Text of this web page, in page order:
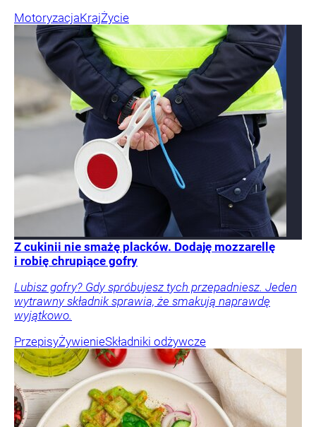
MotoryzacjaKrajŻycie
Z cukinii nie smażę placków. Dodaję mozzarellę
i robię chrupiące gofry
Lubisz gofry? Gdy spróbujesz tych przepadniesz. Jeden
wytrawny składnik sprawia, że smakują naprawdę
wyjątkowo.
PrzepisyŻywienieSkładniki odżywcze